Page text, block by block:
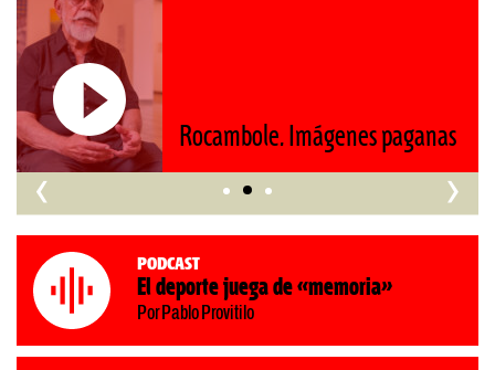
Rocambole. Imágenes paganas
‹ ›
Podcast
El deporte juega de «memoria»
Por Pablo Provitilo